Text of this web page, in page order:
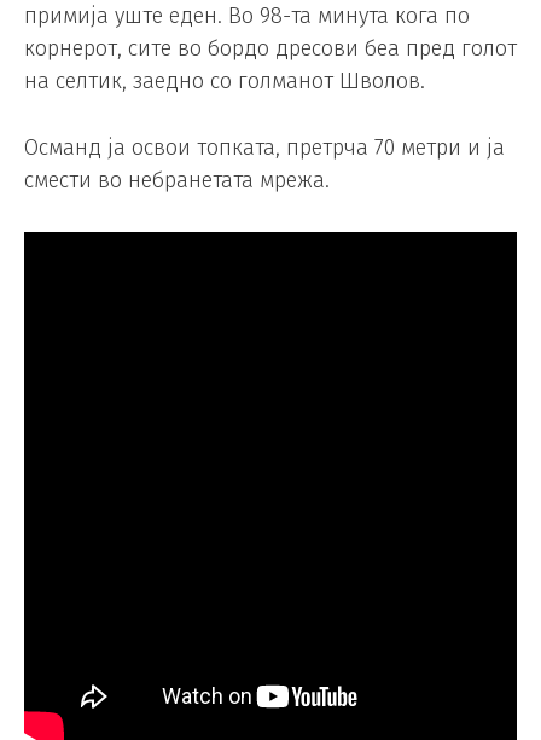
примија уште еден. Во 98-та минута кога по
корнерот, сите во бордо дресови беа пред голот
на селтик, заедно со голманот Шволов.
Османд ја освои топката, претрча 70 метри и ја
смести во небранетата мрежа.